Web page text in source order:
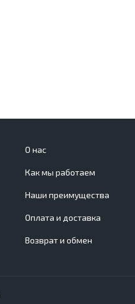
О нас
Как мы работаем
Наши преимущества
Оплата и доставка
Возврат и обмен